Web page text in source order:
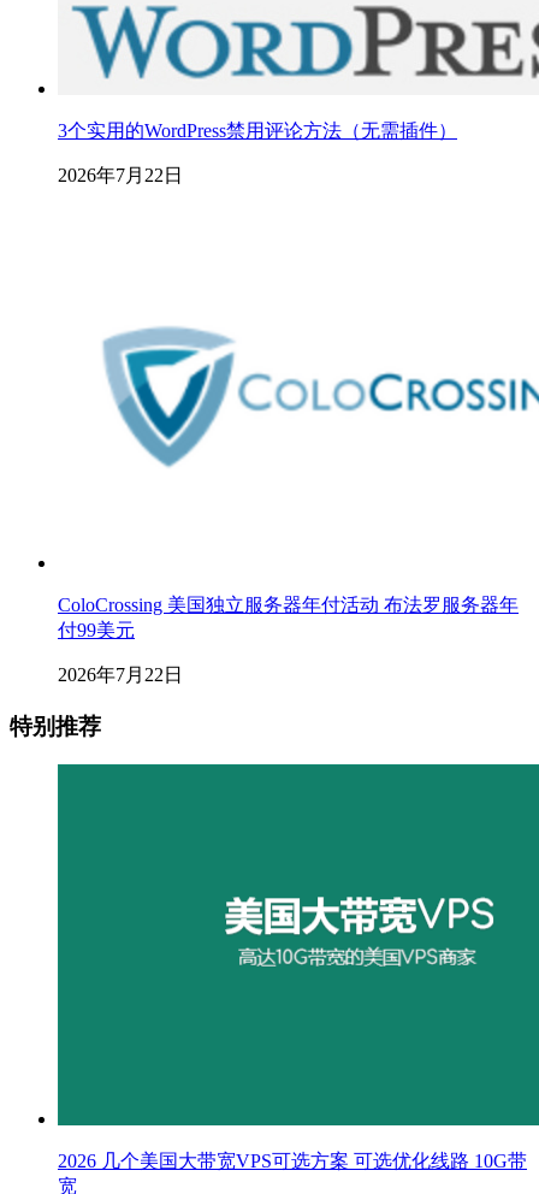
3个实用的WordPress禁用评论方法（无需插件）
2026年7月22日
ColoCrossing 美国独立服务器年付活动 布法罗服务器年
付99美元
2026年7月22日
特别推荐
2026 几个美国大带宽VPS可选方案 可选优化线路 10G带
宽